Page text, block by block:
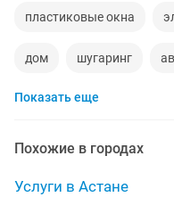
пластиковые окна
дом шугаринг
ремонт телевизоров
установка кондиционеров
Показать еще
Похожие в городах
Услуги в Астане